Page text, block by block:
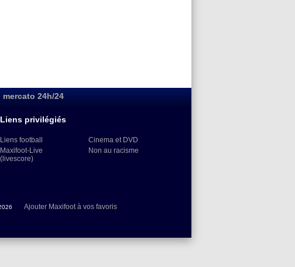
24h/24
Liens privilégiés
Liens football
Maxifoot-Live
(livescore)
Cinema et DVD
Non au racisme
Ajouter Maxifoot à vos favoris